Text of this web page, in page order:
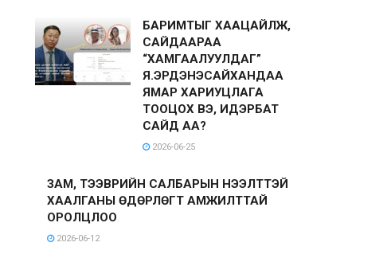
БАРИМТЫГ ХААЦАЙЛЖ,
САЙДААРАА
“ХАМГААЛУУЛДАГ”
Я.ЭРДЭНЭСАЙХАНДАА
ЯМАР ХАРИУЦЛАГА
ТООЦОХ ВЭ, ИДЭРБАТ
САЙД АА?
2026-06-25
ЗАМ, ТЭЭВРИЙН САЛБАРЫН НЭЭЛТТЭЙ
ХААЛГАНЫ ӨДӨРЛӨГТ АМЖИЛТТАЙ
ОРОЛЦЛОО
2026-06-12